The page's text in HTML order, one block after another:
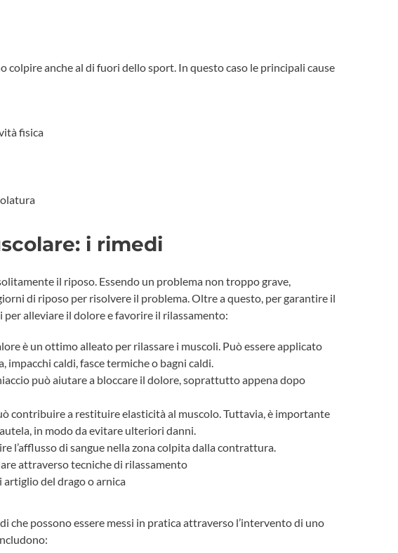
colpire anche al di fuori dello sport. In questo caso le principali cause
fisica
i rimedi
il riposo. Essendo un problema non troppo grave,
di riposo per risolvere il problema. Oltre a questo, per garantire il
alleviare il dolore e favorire il rilassamento:
è un ottimo alleato per rilassare i muscoli. Può essere applicato
impacchi caldi, fasce termiche o bagni caldi.
può aiutare a bloccare il dolore, soprattutto appena dopo
contribuire a restituire elasticità al muscolo. Tuttavia, è importante
in modo da evitare ulteriori danni.
l’afflusso di sangue nella zona colpita dalla contrattura.
attraverso tecniche di rilassamento
artiglio del drago o arnica
che possono essere messi in pratica attraverso l’intervento di uno